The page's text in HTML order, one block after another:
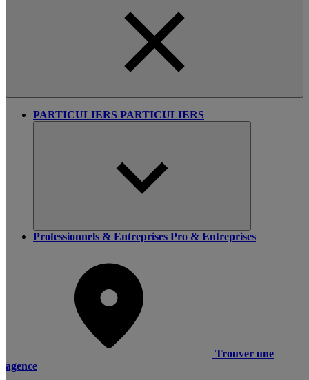
PARTICULIERS PARTICULIERS
Professionnels & Entreprises Pro & Entreprises
Trouver une
agence